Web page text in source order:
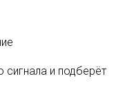
сигнала и подберёт